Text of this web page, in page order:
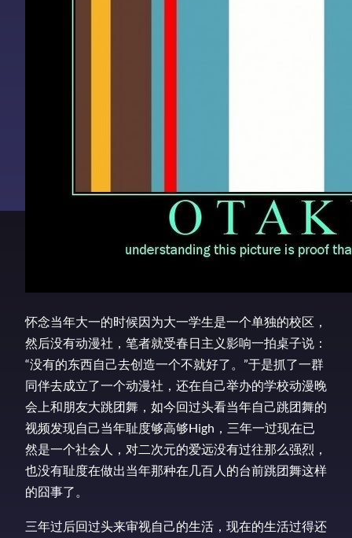
怀念当年大一的时候因为大一学生是一个单独的校区，
然后没有动漫社，笔者就受春日主义影响一拍桌子说：
“没有的东西自己去创造一个不就好了。”于是抓了一群
同伴去成立了一个动漫社，还在自己举办的学校动漫晚
会上和朋友大跳团舞，如今回过头看当年自己跳团舞的
视频发现自己当年耻度够高够High，三年一过现在已
然是一个社会人，对二次元的爱远没有过往那么强烈，
也没有耻度在做出当年那种在几百人的台前跳团舞这样
的囧事了。
三年过后回过头来审视自己的生活，现在的生活过得还